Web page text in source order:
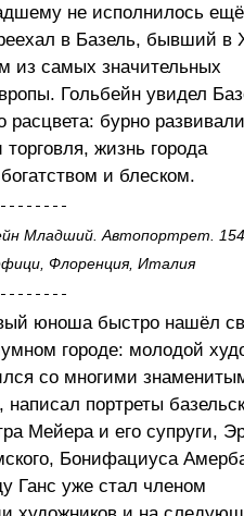
не исполнилось
в Базель, бывший в
из самых значительных
Гольбейн увидел
расцвета: бурно
жизнь города
и блеском.
Младший. Автопортрет.
Флоренция, Италия
юноша быстро нашёл
городе: молодой
со многими
портреты
Мейера и его супруги,
Бонифациуса
Ганс уже стал членом